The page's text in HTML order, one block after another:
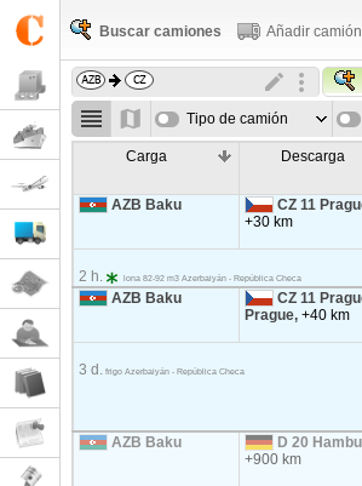
Buscar camiones Añadir camión
Tipo de camión
Carga Descarga
AZB Baku
CZ 11
+30 km
2 h. lona 82-92 m3 Azerbaiyán - República Checa
AZB Baku
CZ 11
Prague,+40 km
3 d. frigo Azerbaiyán - República Checa
AZB Baku
D 20
+900 km